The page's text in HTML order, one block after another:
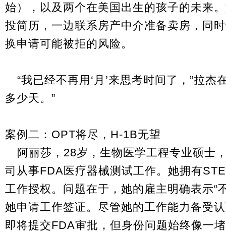
始），以及两个在美国出生的孩子的未来
投简历，一边联系房产中介准备卖房，同
换申请可能被拒的风险。
“我已经不再用‘月’来思考时间了，”拉
多少天。”
案例二：OPT将尽，H-1B无望
阿丽莎，28岁，生物医学工程专业硕士
司从事FDA医疗器械测试工作。她拥有
工作授权。问题在于，她的雇主明确表示“
她申请工作签证。尽管她的工作能力备受
即将提交FDA审批，但身份问题始终像